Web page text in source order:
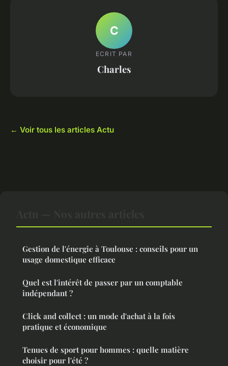
C
ECRIT PAR
Charles
← Voir tous les articles Actu
Gestion de l'énergie à Toulouse : conseils pour un
usage domestique efficace
Quel est l'intérêt de passer par un comptable
indépendant ?
Click and collect : un mode d'achat à la fois
pratique et économique
Tenues de sport pour hommes : quelle matière
choisir pour l'été ?